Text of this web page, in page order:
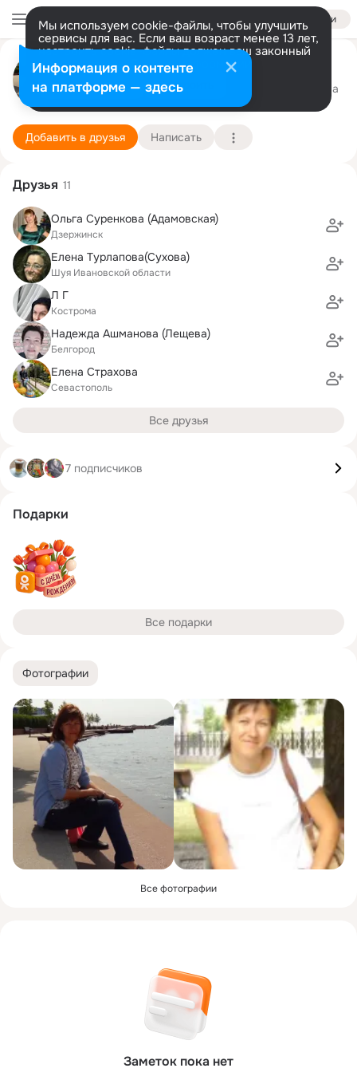
Войти
Мы используем cookie-файлы, чтобы улучшить
сервисы для вас. Если ваш возраст менее 13 лет,
настроить cookie-файлы должен ваш законный
представитель. Больше информации
Разрешить все Настроить
Елена Cавина (Cорокко)
Тенерифе 22 августа (53 года)
10 школа
Подробнее
Добавить в друзья Написать
Фотографии
Все фотографии
Заметок пока нет
Друзья 11
Ольга Суренкова (Адамовская)
Дзержинск
Елена Турлапова(Сухова)
Шуя Ивановской области
Л Г
Кострома
Надежда Ашманова (Лещева)
Белгород
Елена Страхова
Севастополь
Все друзья
7 подписчиков
Подарки
Все подарки
Информация о контенте
на платформе — здесь